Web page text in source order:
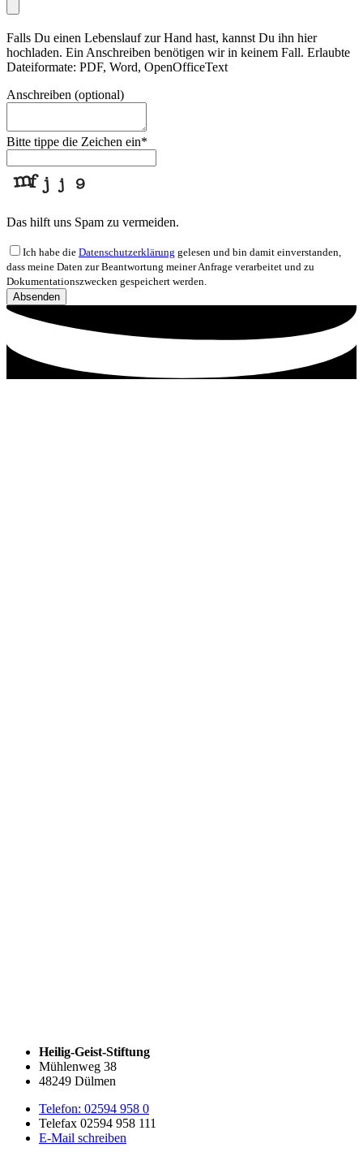
Falls Du einen Lebenslauf zur Hand hast, kannst Du ihn hier
hochladen. Ein Anschreiben benötigen wir in keinem Fall. Erlaubte
Dateiformate: PDF, Word, OpenOfficeText
Anschreiben (optional)
Bitte tippe die Zeichen ein*
Das hilft uns Spam zu vermeiden.
Ich habe die Datenschutzerklärung gelesen und bin damit einverstanden,
dass meine Daten zur Beantwortung meiner Anfrage verarbeitet und zu
Dokumentationszwecken gespeichert werden.
Email
Address*
Absenden
Heilig-Geist-Stiftung
Mühlenweg 38
48249 Dülmen
Telefon: 02594 958 0
Telefax 02594 958 111
E-Mail schreiben